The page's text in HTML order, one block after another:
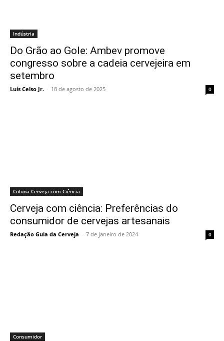
Indústria
Do Grão ao Gole: Ambev promove
congresso sobre a cadeia cervejeira em
setembro
Luís Celso Jr. - 18 de agosto de 2025 0
Coluna Cerveja com Ciência
Cerveja com ciência: Preferências do
consumidor de cervejas artesanais
Redação Guia da Cerveja - 7 de janeiro de 2024 0
Consumidor